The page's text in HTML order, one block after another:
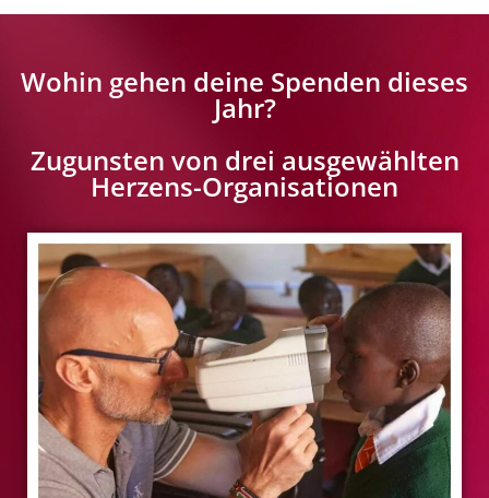
Wohin gehen deine Spenden dieses
Jahr?
Zugunsten von drei ausgewählten
Herzens-Organisationen